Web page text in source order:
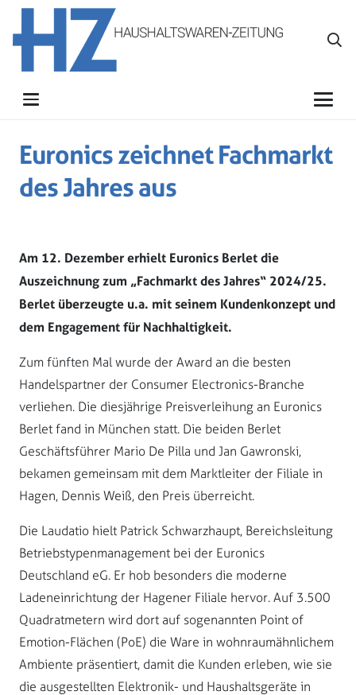
Euronics zeichnet Fachmarkt
des Jahres aus
Am 12. Dezember erhielt Euronics Berlet die
Auszeichnung zum „Fachmarkt des Jahres“ 2024/25.
Berlet überzeugte u.a. mit seinem Kundenkonzept und
dem Engagement für Nachhaltigkeit.
Zum fünften Mal wurde der Award an die besten
Handelspartner der Consumer Electronics-Branche
verliehen. Die diesjährige Preisverleihung an Euronics
Berlet fand in München statt. Die beiden Berlet
Geschäftsführer Mario De Pilla und Jan Gawronski,
bekamen gemeinsam mit dem Marktleiter der Filiale in
Hagen, Dennis Weiß, den Preis überreicht.
Die Laudatio hielt Patrick Schwarzhaupt, Bereichsleitung
Betriebstypenmanagement bei der Euronics
Deutschland eG. Er hob besonders die moderne
Ladeneinrichtung der Hagener Filiale hervor. Auf 3.500
Quadratmetern wird dort auf sogenannten Point of
Emotion-Flächen (PoE) die Ware in wohnraumähnlichem
Ambiente präsentiert, damit die Kunden erleben, wie sie
die ausgestellten Elektronik- und Haushaltsgeräte in